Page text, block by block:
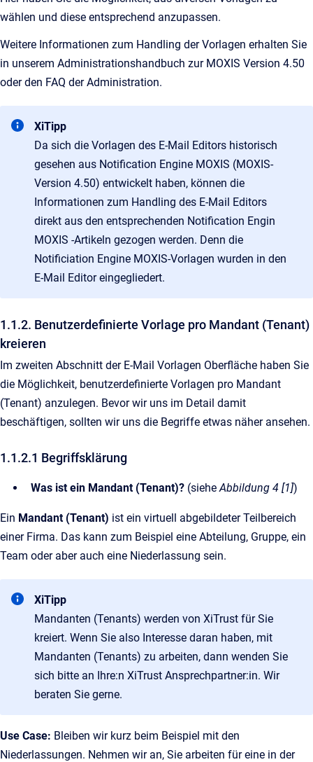
wählen und diese entsprechend anzupassen.
Weitere Informationen zum Handling der Vorlagen erhalten Sie
in unserem Administrationshandbuch zur MOXIS Version 4.50
oder den FAQ der Administration.
XiTipp
Da sich die Vorlagen des E-Mail Editors historisch
gesehen aus Notification Engine MOXIS (MOXIS-
Version 4.50) entwickelt haben, können die
Informationen zum Handling des E-Mail Editors
direkt aus den entsprechenden Notification Engin
MOXIS -Artikeln gezogen werden. Denn die
Notificiation Engine MOXIS-Vorlagen wurden in den
E-Mail Editor eingegliedert.
1.1.2. Benutzerdefinierte Vorlage pro Mandant (Tenant)
kreieren
Im zweiten Abschnitt der E-Mail Vorlagen Oberfläche haben Sie
die Möglichkeit, benutzerdefinierte Vorlagen pro Mandant
(Tenant) anzulegen. Bevor wir uns im Detail damit
beschäftigen, sollten wir uns die Begriffe etwas näher ansehen.
1.1.2.1 Begriffsklärung
Was ist ein Mandant (Tenant)? (siehe Abbildung 4 [1])
Ein Mandant (Tenant) ist ein virtuell abgebildeter Teilbereich
einer Firma. Das kann zum Beispiel eine Abteilung, Gruppe, ein
Team oder aber auch eine Niederlassung sein.
XiTipp
Mandanten (Tenants) werden von XiTrust für Sie
kreiert. Wenn Sie also Interesse daran haben, mit
Mandanten (Tenants) zu arbeiten, dann wenden Sie
sich bitte an Ihre:n XiTrust Ansprechpartner:in. Wir
beraten Sie gerne.
Use Case: Bleiben wir kurz beim Beispiel mit den
Niederlassungen. Nehmen wir an, Sie arbeiten für eine in der